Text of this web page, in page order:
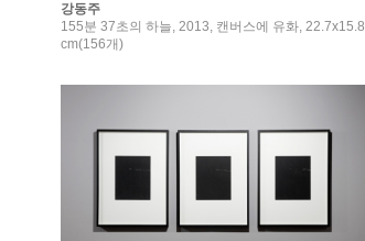
강동주
155분 37초의 하늘, 2013, 캔버스에 유화, 22.7x15.8
cm(156개)